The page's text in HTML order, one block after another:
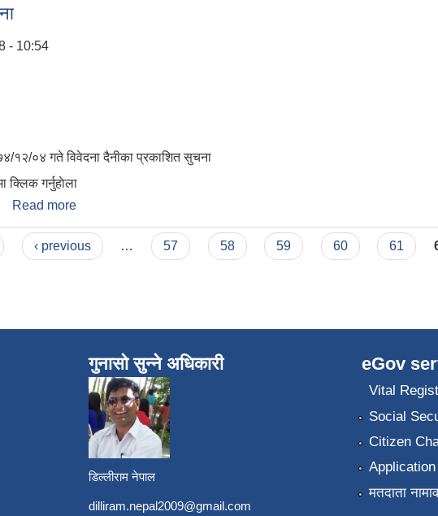
- 10:54
१२/०४ गते विवेदना दैनीका प्रकाशित सुचना
क्लिक गर्नुहाेला
Read more
‹ previous … 57 58 59 60 61
गुनासो सुन्ने अधिकारी
डिल्लीराम नेपाल
dilliram.nepal2009@gmail.com
eGov
Vital
Social
Citizen
मतदाता